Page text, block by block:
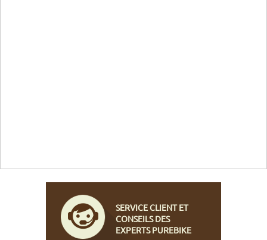
SERVICE CLIENT ET
CONSEILS DES
EXPERTS PUREBIKE